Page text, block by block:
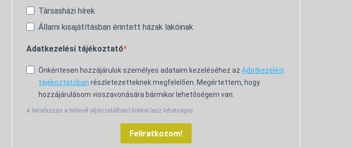
Társasházi hírek
Állami kisajátításban érintett házak lakóinak
Adatkezelési tájékoztató
Önkéntesen hozzájárulok személyes adataim kezeléséhez az Adatkezelési
tájékoztatóban részletezetteknek megfelelően. Megértettem, hogy
hozzájárulásom visszavonására bármikor lehetőségem van.
A leiratkozás a hírlevél alján található linkkel lesz lehetséges.
Feliratkozom!